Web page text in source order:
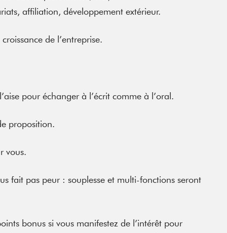
affiliation, développement extérieur.
de l’entreprise.
pour échanger à l’écrit comme à l’oral.
proposition.
vous.
fait pas peur : souplesse et multi-fonctions seront
bonus si vous manifestez de l’intérêt pour